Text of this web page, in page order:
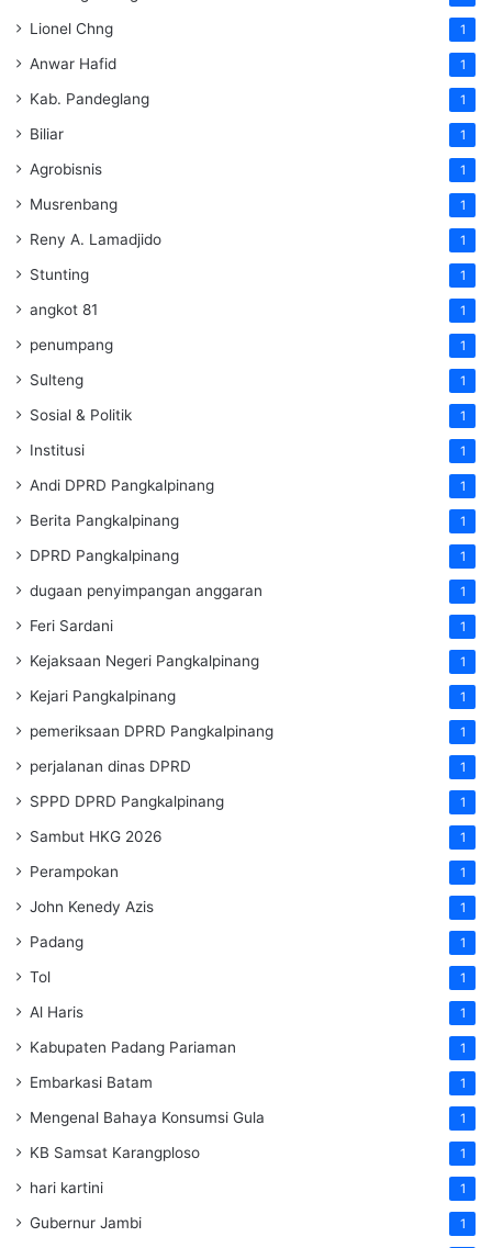
Lionel Chng 1
Anwar Hafid 1
Kab. Pandeglang 1
Biliar 1
Agrobisnis 1
Musrenbang 1
Reny A. Lamadjido 1
Stunting 1
angkot 81 1
penumpang 1
Sulteng 1
Sosial & Politik 1
Institusi 1
Andi DPRD Pangkalpinang 1
Berita Pangkalpinang 1
DPRD Pangkalpinang 1
dugaan penyimpangan anggaran 1
Feri Sardani 1
Kejaksaan Negeri Pangkalpinang 1
Kejari Pangkalpinang 1
pemeriksaan DPRD Pangkalpinang 1
perjalanan dinas DPRD 1
SPPD DPRD Pangkalpinang 1
Sambut HKG 2026 1
Perampokan 1
John Kenedy Azis 1
Padang 1
Tol 1
Al Haris 1
Kabupaten Padang Pariaman 1
Embarkasi Batam 1
Mengenal Bahaya Konsumsi Gula 1
KB Samsat Karangploso 1
hari kartini 1
Gubernur Jambi 1